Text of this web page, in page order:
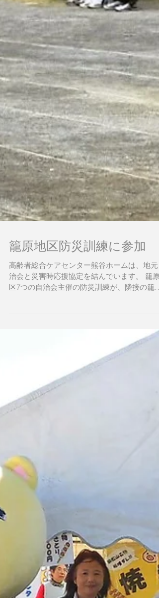
籠原地区防災訓練に参加
高齢者総合ケアセンター熊谷ホームは、地元
治会と災害時応援協定を結んでいます。 籠原
区7つの自治会主催の防災訓練が、隣接の籠原
小学校校庭で行われました。自然災害により
宅から避難してきた、という想定の訓練に地